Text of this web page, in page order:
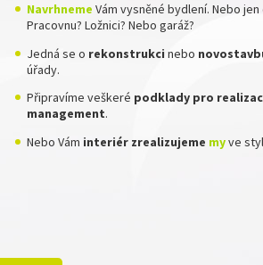
Navrhneme Vám vysněné bydlení. Nebo
Pracovnu? Ložnici? Nebo garáž?
Jedná se o rekonstrukci nebo
úřady.
Připravíme veškeré podklady pro
management.
Nebo Vám interiér zrealizujeme myve